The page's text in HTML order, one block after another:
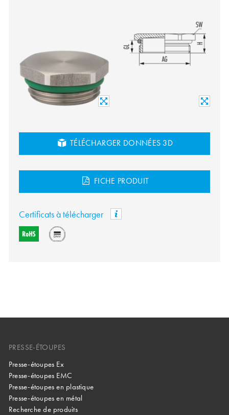
TÉLÉCHARGER DONNÉES 3D
FICHE PRODUIT
Certificats à télécharger
PRESSE-ÉTOUPES
Presse-étoupes Ex
Presse-étoupes EMC
Presse-étoupes en plastique
Presse-étoupes en métal
Recherche de produits